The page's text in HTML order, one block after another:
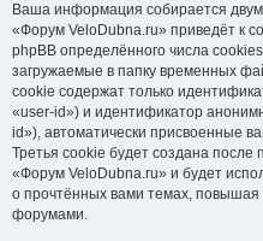
Ваша информация собирается
«Форум VeloDubna.ru» приведёт к
phpBB определённого числа
загружаемые в папку временных
cookie содержат только
«user-id») и идентификатор
id»), автоматически присвоенные
Третья cookie будет создана
«Форум VeloDubna.ru» и будет
о прочтённых вами темах, повышая
форумами.